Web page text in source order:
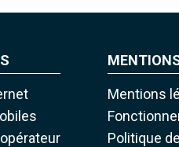
Mentions
Politique